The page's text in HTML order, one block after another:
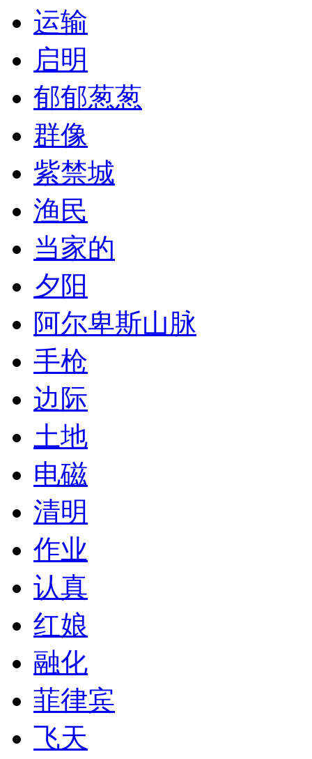
运输
启明
郁郁葱葱
群像
紫禁城
渔民
当家的
夕阳
阿尔卑斯山脉
手枪
边际
土地
电磁
清明
作业
认真
红娘
融化
菲律宾
飞天